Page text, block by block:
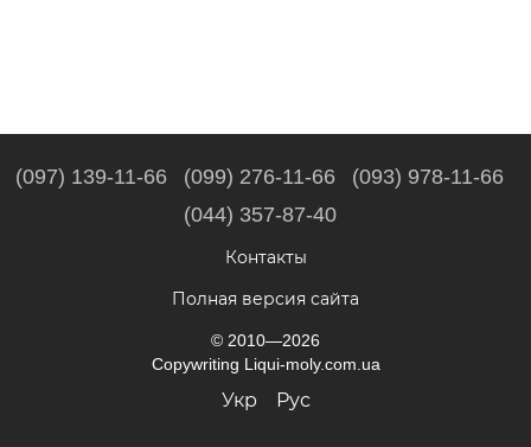
(097) 139-11-66 (099) 276-11-66
(093) 978-11-66
(044) 357-87-40
Контакты
Полная версия сайта
© 2010—2026
Copywriting Liqui-moly.com.ua
Укр Рус